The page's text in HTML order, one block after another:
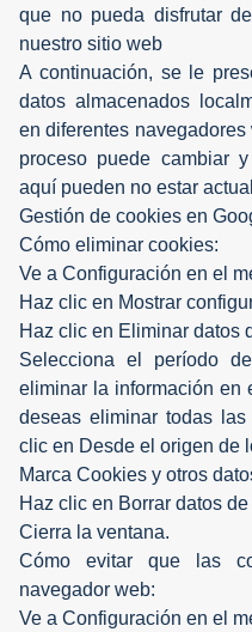
que no pueda disfrutar
nuestro sitio web
A continuación, se le
datos almacenados
en diferentes
proceso puede cambiar
aquí pueden no estar
Gestión de cookies en
Cómo eliminar cookies:
Ve a Configuración en el
Haz clic en Mostrar
Haz clic en Eliminar datos
Selecciona el período
eliminar la información en
deseas eliminar todas
clic en Desde el origen de
Marca Cookies y otros
Haz clic en Borrar datos
Cierra la ventana.
Cómo evitar que las
navegador web:
Ve a Configuración en el